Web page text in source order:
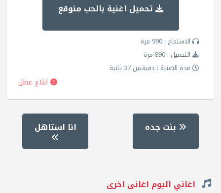
تحميل اغنية بالحب منوقع
الاستماع : 990 مرة
التحميل : 890 مرة
مدة الاغنية : دقيقتين 37 ثانية
ابلاغ عطل
بنت جده انا استاهل
اغاني البوم اغانى اخرى